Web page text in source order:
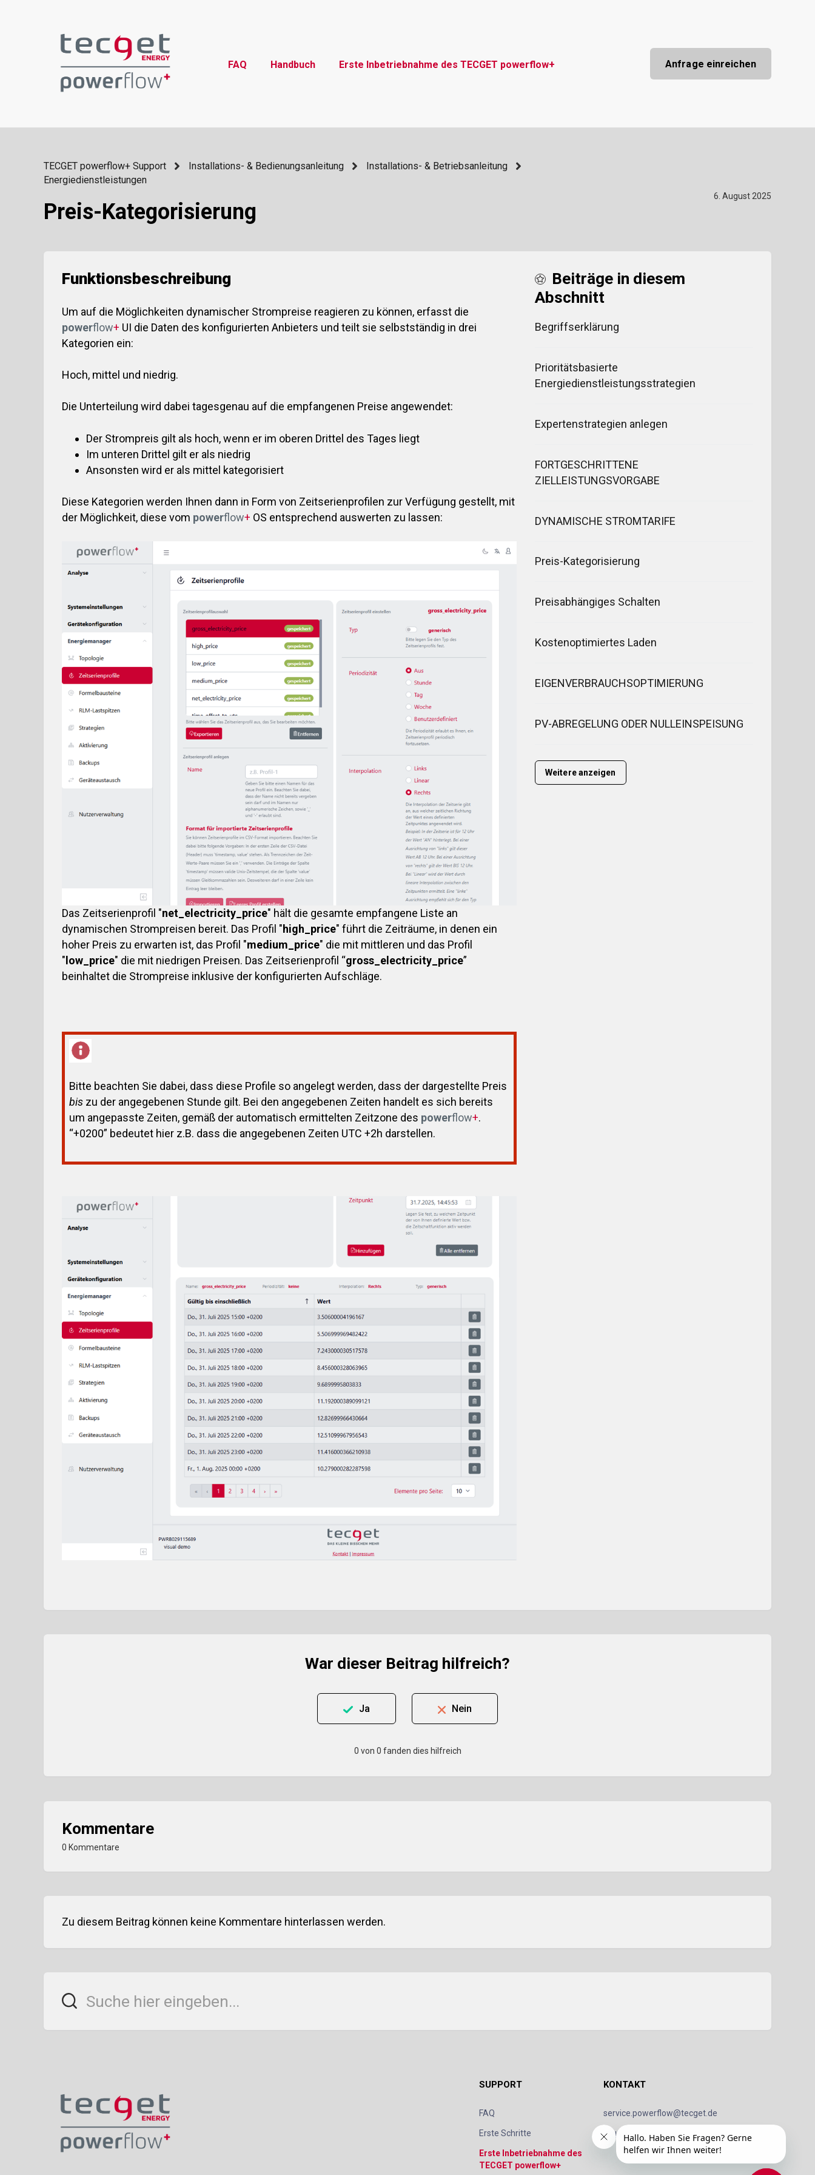
FAQ Handbuch Erste Inbetriebnahme des TECGET powerflow+ Anfrage einreichen
TECGET powerflow+ Support Installations- & Bedienungsanleitung
Installations- & Betriebsanleitung
Energiedienstleistungen
Preis-Kategorisierung
6. August 2025
Funktionsbeschreibung
Um auf die Möglichkeiten dynamischer Strompreise reagieren zu können, erfasst die
powerflow+ UI die Daten des konfigurierten Anbieters und teilt sie selbstständig in drei
Kategorien ein:
Hoch, mittel und niedrig.
Die Unterteilung wird dabei tagesgenau auf die empfangenen Preise angewendet:
Der Strompreis gilt als hoch, wenn er im oberen Drittel des Tages liegt
Im unteren Drittel gilt er als niedrig
Ansonsten wird er als mittel kategorisiert
Diese Kategorien werden Ihnen dann in Form von Zeitserienprofilen zur Verfügung gestellt, mit
der Möglichkeit, diese vom powerflow+ OS entsprechend auswerten zu lassen:
Das Zeitserienprofil "net_electricity_price" hält die gesamte empfangene Liste an
dynamischen Strompreisen bereit. Das Profil "high_price" führt die Zeiträume, in denen ein
hoher Preis zu erwarten ist, das Profil "medium_price" die mit mittleren und das Profil
"low_price" die mit niedrigen Preisen. Das Zeitserienprofil “gross_electricity_price”
beinhaltet die Strompreise inklusive der konfigurierten Aufschläge.
Bitte beachten Sie dabei, dass diese Profile so angelegt werden, dass der dargestellte Preis
bis zu der angegebenen Stunde gilt. Bei den angegebenen Zeiten handelt es sich bereits
um angepasste Zeiten, gemäß der automatisch ermittelten Zeitzone des powerflow+.
“+0200” bedeutet hier z.B. dass die angegebenen Zeiten UTC +2h darstellen.
Beiträge in diesem
Abschnitt
Begriffserklärung
Prioritätsbasierte
Energiedienstleistungsstrategien
Expertenstrategien anlegen
FORTGESCHRITTENE
ZIELLEISTUNGSVORGABE
DYNAMISCHE STROMTARIFE
Preis-Kategorisierung
Preisabhängiges Schalten
Kostenoptimiertes Laden
EIGENVERBRAUCHSOPTIMIERUNG
PV-ABREGELUNG ODER NULLEINSPEISUNG
Weitere anzeigen
War dieser Beitrag hilfreich?
Ja Nein
0 von 0 fanden dies hilfreich
Kommentare
0 Kommentare
Zu diesem Beitrag können keine Kommentare hinterlassen werden.
SUPPORT
FAQ
Erste Schritte
Erste Inbetriebnahme des
TECGET powerflow+
KONTAKT
service.powerflow@tecget.de
Impressum Datenschutz